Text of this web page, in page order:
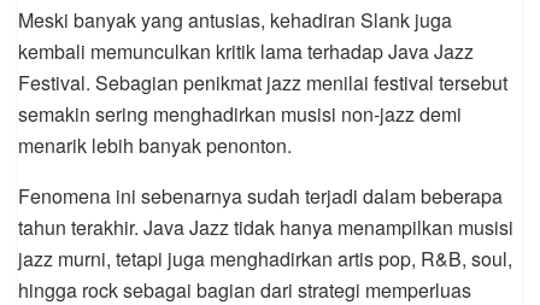
Meski banyak yang antusias, kehadiran Slank juga
kembali memunculkan kritik lama terhadap Java Jazz
Festival. Sebagian penikmat jazz menilai festival tersebut
semakin sering menghadirkan musisi non-jazz demi
menarik lebih banyak penonton.
Fenomena ini sebenarnya sudah terjadi dalam beberapa
tahun terakhir. Java Jazz tidak hanya menampilkan musisi
jazz murni, tetapi juga menghadirkan artis pop, R&B, soul,
hingga rock sebagai bagian dari strategi memperluas